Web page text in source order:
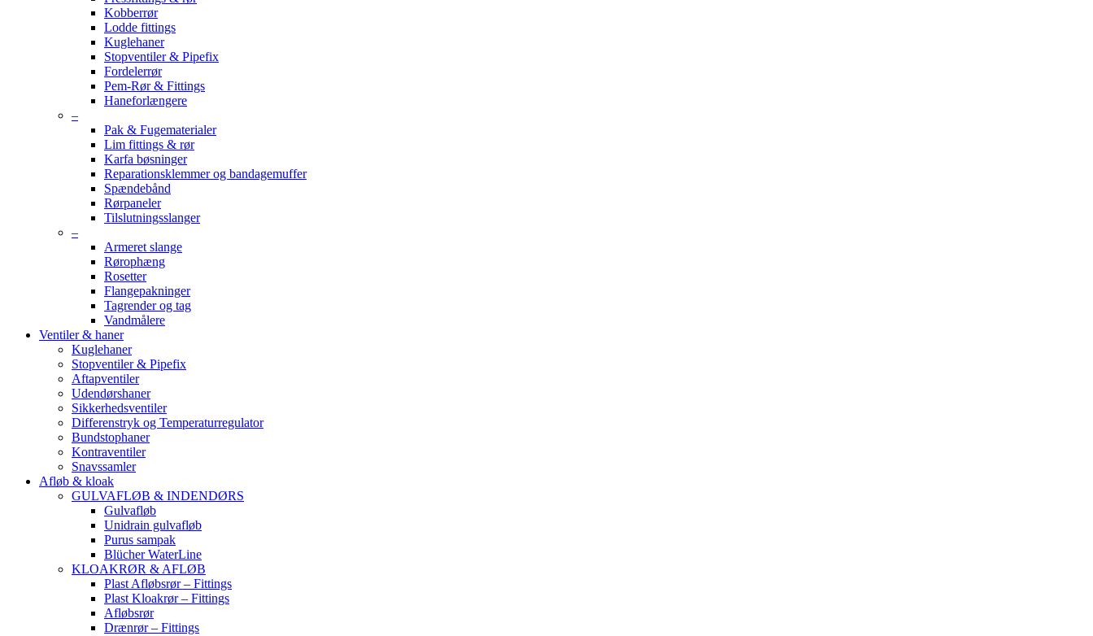
Kobberrør
Lodde fittings
Kuglehaner
Stopventiler & Pipefix
Fordelerrør
Pem-Rør & Fittings
Haneforlængere
–
Pak & Fugematerialer
Lim fittings & rør
Karfa bøsninger
Reparationsklemmer og bandagemuffer
Spændebånd
Rørpaneler
Tilslutningsslanger
–
Armeret slange
Rørophæng
Rosetter
Flangepakninger
Tagrender og tag
Vandmålere
Ventiler & haner
Kuglehaner
Stopventiler & Pipefix
Aftapventiler
Udendørshaner
Sikkerhedsventiler
Differenstryk og Temperaturregulator
Bundstophaner
Kontraventiler
Snavssamler
Afløb & kloak
GULVAFLØB & INDENDØRS
Gulvafløb
Unidrain gulvafløb
Purus sampak
Blücher WaterLine
KLOAKRØR & AFLØB
Plast Afløbsrør – Fittings
Plast Kloakrør – Fittings
Afløbsrør
Drænrør – Fittings